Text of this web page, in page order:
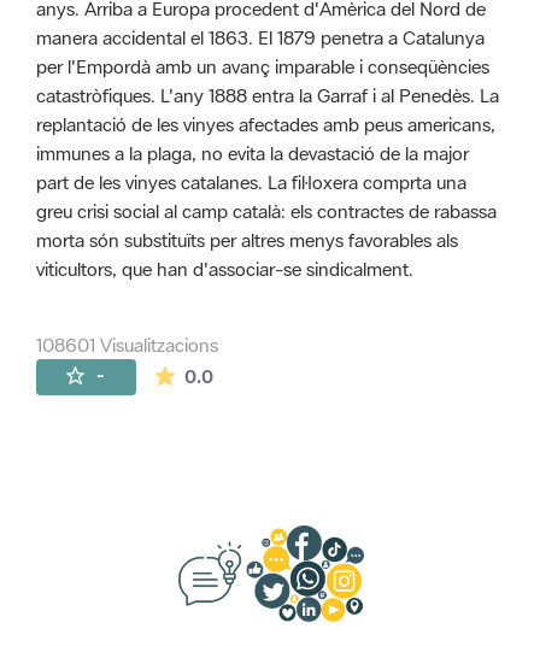
anys. Arriba a Europa procedent d'Amèrica del Nord de
manera accidental el 1863. El 1879 penetra a Catalunya
per l'Empordà amb un avanç imparable i conseqüències
catastròfiques. L'any 1888 entra la Garraf i al Penedès. La
replantació de les vinyes afectades amb peus americans,
immunes a la plaga, no evita la devastació de la major
part de les vinyes catalanes. La fil·loxera comprta una
greu crisi social al camp català: els contractes de rabassa
morta són substituïts per altres menys favorables als
viticultors, que han d'associar-se sindicalment.
108601 Visualitzacions
- 0.0La mitjana de les valoracions és de 0